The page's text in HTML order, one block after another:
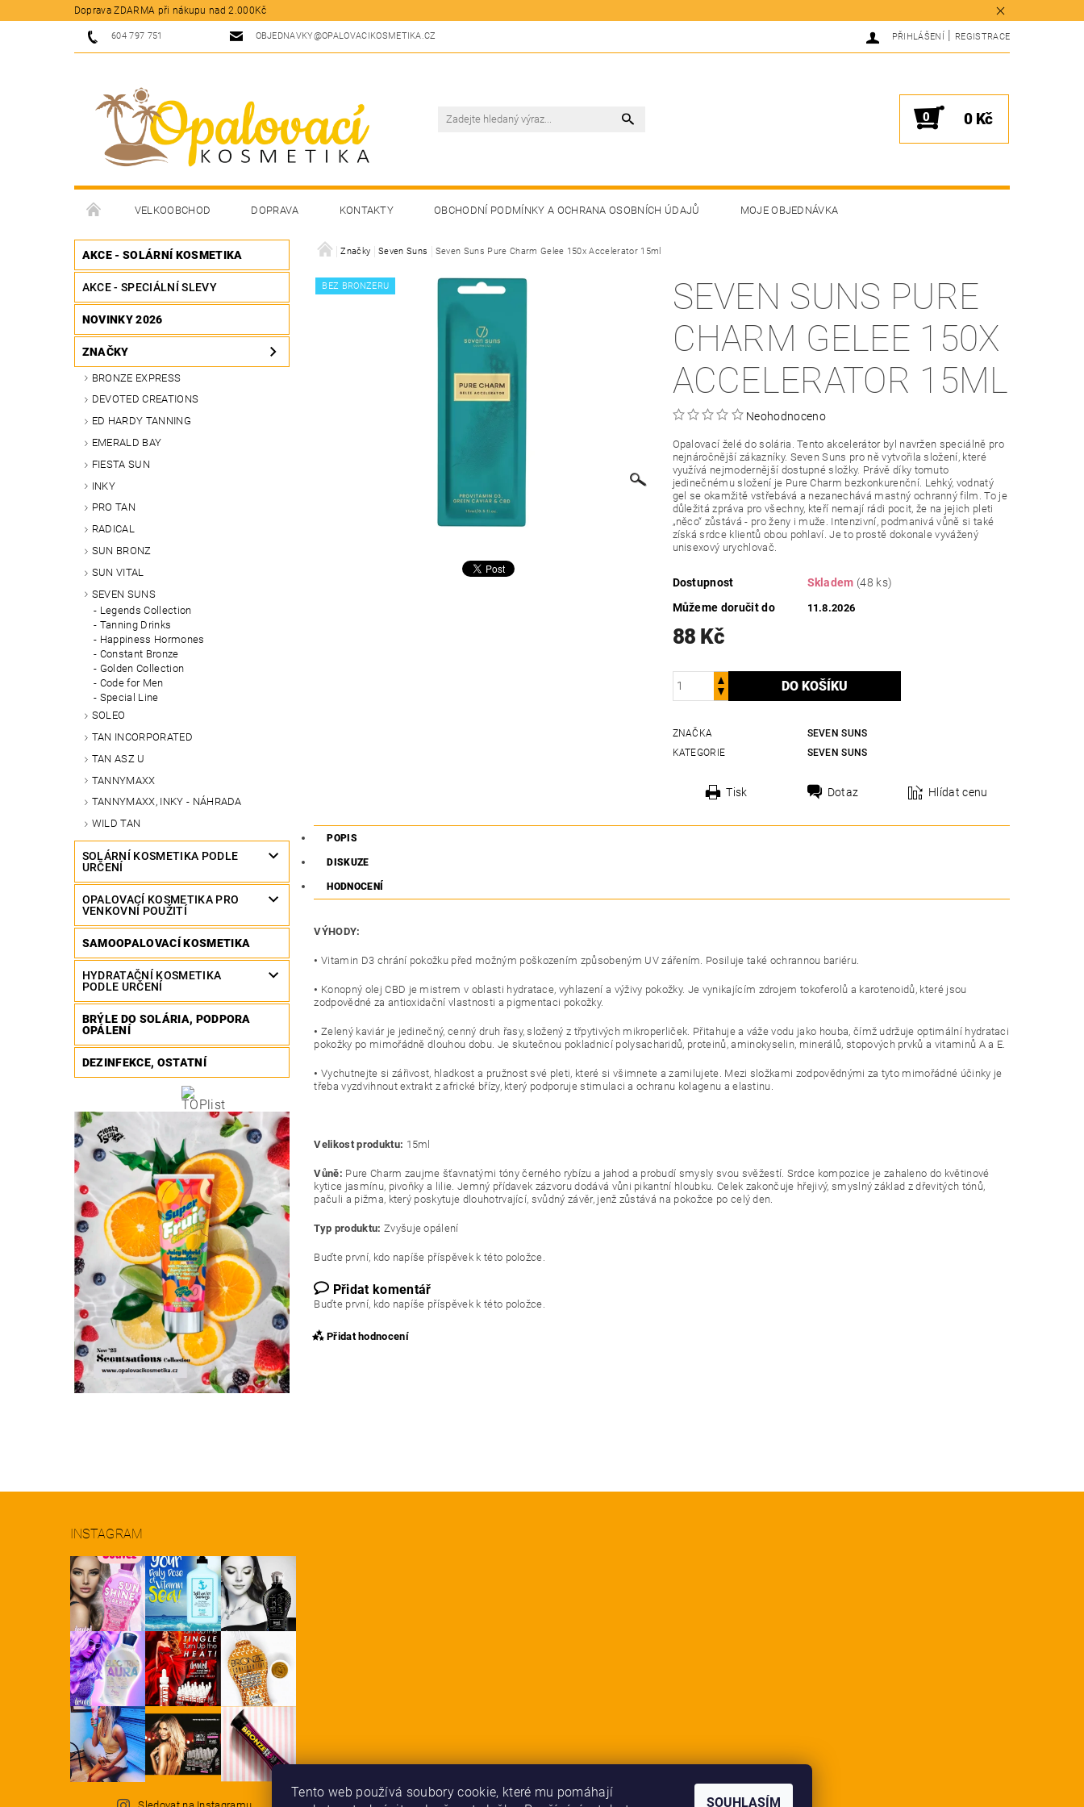
Doprava ZDARMA při nákupu nad 2.000Kč
604 797 751 OBJEDNAVKY@OPALOVACIKOSMETIKA.CZ PŘIHLÁŠENÍ REGISTRACE
0 0 Kč
VELKOOBCHOD DOPRAVA KONTAKTY OBCHODNÍ PODMÍNKY A OCHRANA OSOBNÍCH ÚDAJŮ MOJE OBJEDNÁVKA
AKCE - SOLÁRNÍ KOSMETIKA
AKCE - SPECIÁLNÍ SLEVY
NOVINKY 2026
ZNAČKY
BRONZE EXPRESS
DEVOTED CREATIONS
ED HARDY TANNING
EMERALD BAY
FIESTA SUN
INKY
PRO TAN
RADICAL
SUN BRONZ
SUN VITAL
SEVEN SUNS
Legends Collection
Tanning Drinks
Happiness Hormones
Constant Bronze
Golden Collection
Code for Men
Special Line
SOLEO
TAN INCORPORATED
TAN ASZ U
TANNYMAXX
TANNYMAXX, INKY - NÁHRADA
WILD TAN
SOLÁRNÍ KOSMETIKA PODLE
URČENÍ
OPALOVACÍ KOSMETIKA PRO
VENKOVNÍ POUŽITÍ
SAMOOPALOVACÍ KOSMETIKA
HYDRATAČNÍ KOSMETIKA
PODLE URČENÍ
BRÝLE DO SOLÁRIA, PODPORA
OPÁLENÍ
DEZINFEKCE, OSTATNÍ
Značky Seven Suns Seven Suns Pure Charm Gelee 150x Accelerator 15ml
BEZ BRONZERU
SEVEN SUNS PURE
CHARM GELEE 150X
ACCELERATOR 15ML
Neohodnoceno
Opalovací želé do solária. Tento akcelerátor byl navržen speciálně pro
nejnáročnější zákazníky. Seven Suns pro ně vytvořila složení, které
využívá nejmodernější dostupné složky. Právě díky tomuto
jedinečnému složení je Pure Charm bezkonkurenční. Lehký, vodnatý
gel se okamžitě vstřebává a nezanechává mastný ochranný film. To je
důležitá zpráva pro všechny, kteří nemají rádi pocit, že na jejich pleti
„něco“ zůstává - pro ženy i muže. Intenzivní, podmanivá vůně si také
získá srdce klientů obou pohlaví. Je to prostě dokonale vyvážený
unisexový urychlovač.
Dostupnost Skladem (48 ks)
Můžeme doručit do
11.8.2026
88 Kč
ZNAČKA
SEVEN SUNS
KATEGORIE
SEVEN SUNS
Tisk Dotaz Hlídat cenu
POPIS
DISKUZE
HODNOCENÍ
VÝHODY:
• Vitamin D3 chrání pokožku před možným poškozením způsobeným UV zářením. Posiluje také ochrannou bariéru.
• Konopný olej CBD je mistrem v oblasti hydratace, vyhlazení a výživy pokožky. Je vynikajícím zdrojem tokoferolů a karotenoidů, které jsou
zodpovědné za antioxidační vlastnosti a pigmentaci pokožky.
• Zelený kaviár je jedinečný, cenný druh řasy, složený z třpytivých mikroperliček. Přitahuje a váže vodu jako houba, čímž udržuje optimální hydrataci
pokožky po mimořádně dlouhou dobu. Je skutečnou pokladnicí polysacharidů, proteinů, aminokyselin, minerálů, stopových prvků a vitaminů A a E.
• Vychutnejte si zářivost, hladkost a pružnost své pleti, které si všimnete a zamilujete. Mezi složkami zodpovědnými za tyto mimořádné účinky je
třeba vyzdvihnout extrakt z africké břízy, který podporuje stimulaci a ochranu kolagenu a elastinu.
Velikost produktu: 15ml
Vůně: Pure Charm zaujme šťavnatými tóny černého rybízu a jahod a probudí smysly svou svěžestí. Srdce kompozice je zahaleno do květinové
kytice jasmínu, pivoňky a lilie. Jemný přídavek zázvoru dodává vůni pikantní hloubku. Celek zakončuje hřejivý, smyslný základ z dřevitých tónů,
pačuli a pižma, který poskytuje dlouhotrvající, svůdný závěr, jenž zůstává na pokožce po celý den.
Typ produktu: Zvyšuje opálení
Buďte první, kdo napíše příspěvek k této položce.
Přidat komentář
Buďte první, kdo napíše příspěvek k této položce.
Přidat hodnocení
INSTAGRAM
Tento web používá soubory cookie, které mu pomáhají
SOUHLASÍM